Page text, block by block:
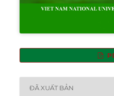
ĐÃ XUẤT BẢN